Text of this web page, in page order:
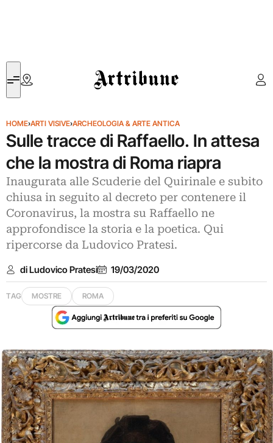
Artribune
HOME›ARTI VISIVE›ARCHEOLOGIA & ARTE ANTICA
Sulle tracce di Raffaello. In attesa
che la mostra di Roma riapra
Inaugurata alle Scuderie del Quirinale e subito
chiusa in seguito al decreto per contenere il
Coronavirus, la mostra su Raffaello ne
approfondisce la storia e la poetica. Qui
ripercorse da Ludovico Pratesi.
di Ludovico Pratesi 19/03/2020
TAG MOSTRE ROMA